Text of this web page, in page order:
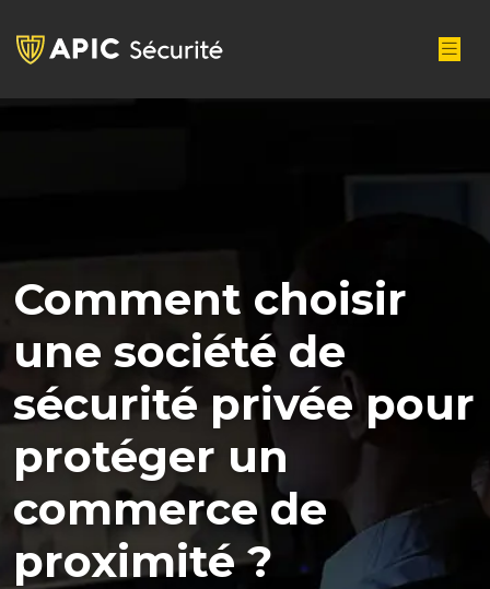
Comment choisir
une société de
sécurité privée pour
protéger un
commerce de
proximité ?